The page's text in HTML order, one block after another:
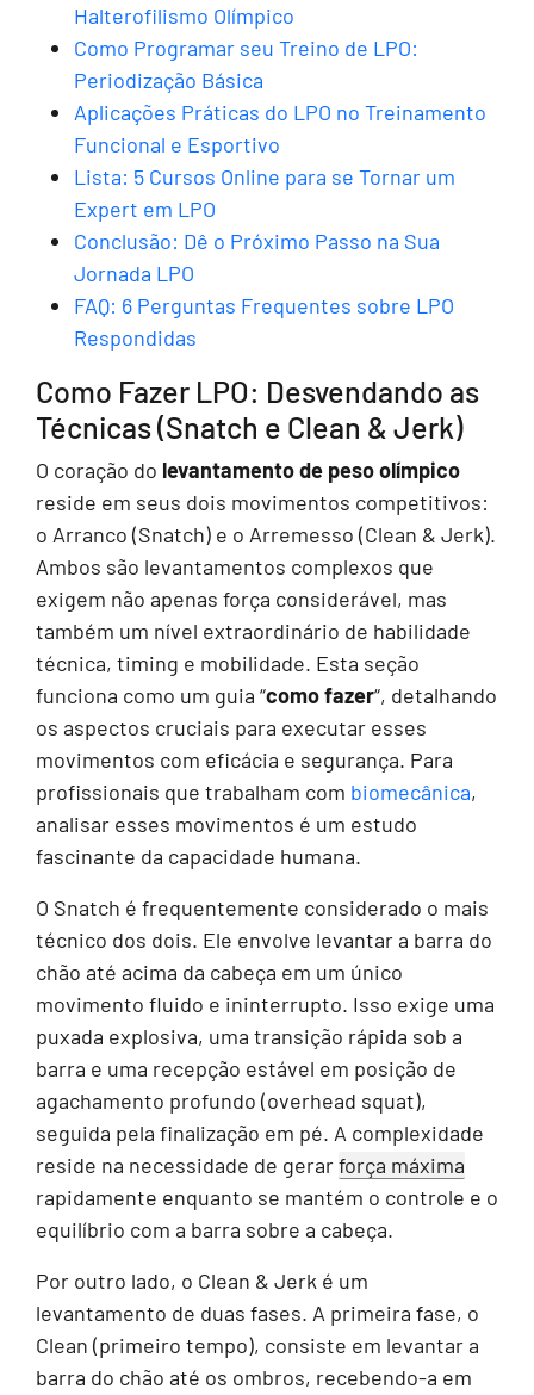
Halterofilismo Olímpico
Como Programar seu Treino de LPO:
Periodização Básica
Aplicações Práticas do LPO no Treinamento
Funcional e Esportivo
Lista: 5 Cursos Online para se Tornar um
Expert em LPO
Conclusão: Dê o Próximo Passo na Sua
Jornada LPO
FAQ: 6 Perguntas Frequentes sobre LPO
Respondidas
Como Fazer LPO: Desvendando as
Técnicas (Snatch e Clean & Jerk)
O coração do levantamento de peso olímpico
reside em seus dois movimentos competitivos:
o Arranco (Snatch) e o Arremesso (Clean & Jerk).
Ambos são levantamentos complexos que
exigem não apenas força considerável, mas
também um nível extraordinário de habilidade
técnica, timing e mobilidade. Esta seção
funciona como um guia “como fazer“, detalhando
os aspectos cruciais para executar esses
movimentos com eficácia e segurança. Para
profissionais que trabalham com biomecânica,
analisar esses movimentos é um estudo
fascinante da capacidade humana.
O Snatch é frequentemente considerado o mais
técnico dos dois. Ele envolve levantar a barra do
chão até acima da cabeça em um único
movimento fluido e ininterrupto. Isso exige uma
puxada explosiva, uma transição rápida sob a
barra e uma recepção estável em posição de
agachamento profundo (overhead squat),
seguida pela finalização em pé. A complexidade
reside na necessidade de gerarforça máxima
rapidamente enquanto se mantém o controle e o
equilíbrio com a barra sobre a cabeça.
Por outro lado, o Clean & Jerk é um
levantamento de duas fases. A primeira fase, o
Clean (primeiro tempo), consiste em levantar a
barra do chão até os ombros, recebendo-a em